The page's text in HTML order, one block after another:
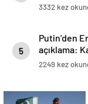
3332 kez
5
Putin’den
açıklama:
2249 kez